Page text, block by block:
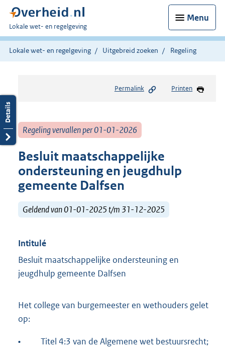
Menu
U
bent
hier:
Lokale wet- en regelgeving
Lokale wet- en regelgeving Uitgebreid zoeken Regeling
Permalink Printen
Regeling vervallen per 01-01-2026
Besluit maatschappelijke
ondersteuning en jeugdhulp
gemeente Dalfsen
Geldend van 01-01-2025 t/m 31-12-2025
Intitulé
Besluit maatschappelijke ondersteuning en
jeugdhulp gemeente Dalfsen
Het college van burgemeester en wethouders gelet
op:
• Titel 4:3 van de Algemene wet bestuursrecht;